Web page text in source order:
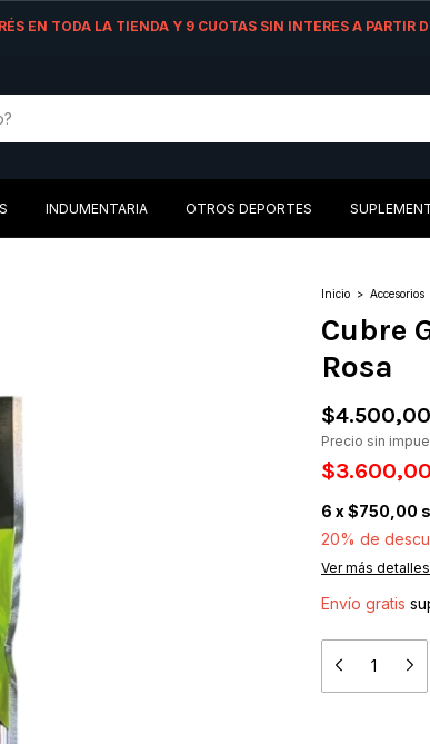
EN TODA LA TIENDA Y 9 CUOTAS SIN INTERES A
INDUMENTARIA OTROS DEPORTES
Inicio > Accesorios
Cubre
Rosa
$4.500,00
Precio sin
6 x$750,00
20% de
Ver más detalles
Envío gratis